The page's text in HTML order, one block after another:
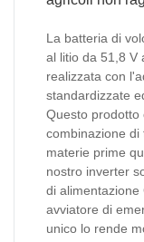
La batteria di
al litio da 51,8 V
realizzata con
standardizzate
Questo prodotto
combinazione di
materie prime
nostro inverter
di alimentazione
avviatore di
unico lo rende